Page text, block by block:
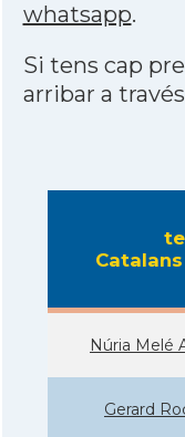
whatsapp.
Si tens cap
arribar a
Catalans
Núria Melé
Gerard